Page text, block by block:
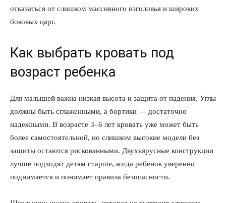
отказаться от слишком массивного изголовья и широких
боковых царг.
Как выбрать кровать под
возраст ребенка
Для малышей важна низкая высота и защита от падения. Углы
должны быть сглаженными, а бортики — достаточно
надежными. В возрасте 3–6 лет кровать уже может быть
более самостоятельной, но слишком высокие модели без
защиты остаются рискованными. Двухъярусные конструкции
лучше подходят детям старше, когда ребенок уверенно
поднимается и понимает правила безопасности.